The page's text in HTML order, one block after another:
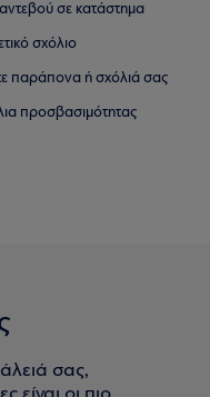
σε κατάστημα
σχόλιο
παράπονα ή σχόλιά σας
προσβασιμότητας
σας,